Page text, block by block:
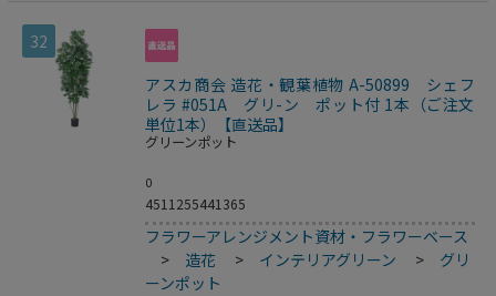
32
アスカ商会 造花・観葉植物 A-50899 シェフ
レラ #051A グリ-ン ポット付 1本（ご注文
単位1本）【直送品】
グリーンポット
0
4511255441365
フラワーアレンジメント資材・フラワーベース
> 造花 > インテリアグリーン > グリ
ーンポット